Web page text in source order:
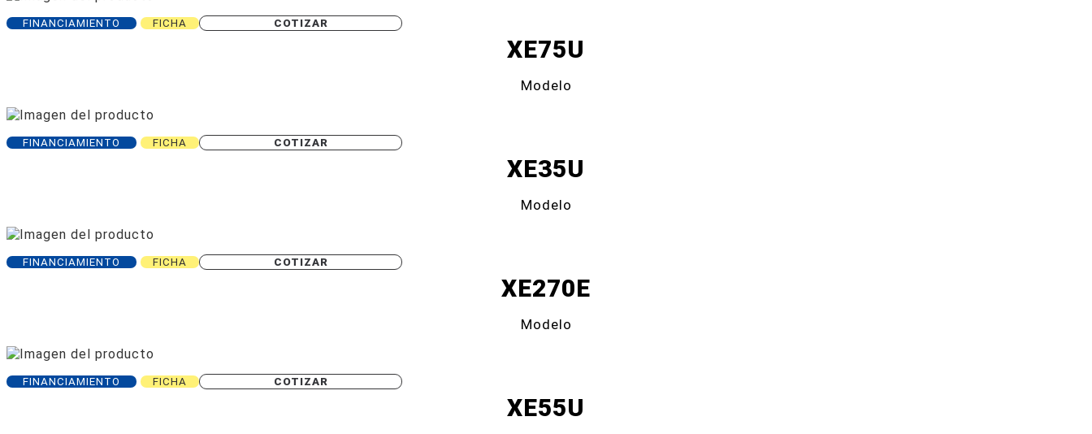
FINANCIAMIENTO FICHA COTIZAR
XE75U
Modelo
FINANCIAMIENTO FICHA COTIZAR
XE35U
Modelo
FINANCIAMIENTO FICHA COTIZAR
XE270E
Modelo
FINANCIAMIENTO FICHA COTIZAR
XE55U